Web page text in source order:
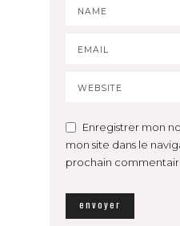
Enregistrer mon
mon site dans le
prochain